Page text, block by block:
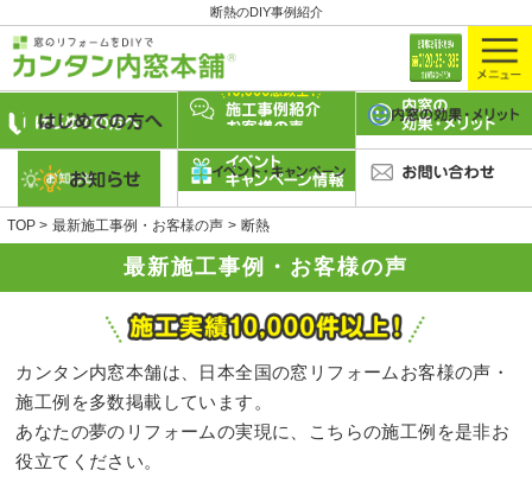
断熱のDIY事例紹介
最新施工事例・お客様の声
TOP 最新施工事例・お客様の声 断熱
カンタン内窓本舗は、日本全国の窓リフォームお客様の声・
施工例を多数掲載しています。
あなたの夢のリフォームの実現に、こちらの施工例を是非お
役立てください。